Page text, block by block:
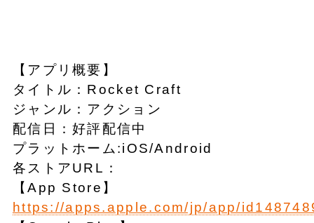
【アプリ概要】
タイトル：Rocket Craft
ジャンル：アクション
配信日：好評配信中
プラットホーム:iOS/Android
各ストアURL：
【App Store】
https://apps.apple.com/jp/app/